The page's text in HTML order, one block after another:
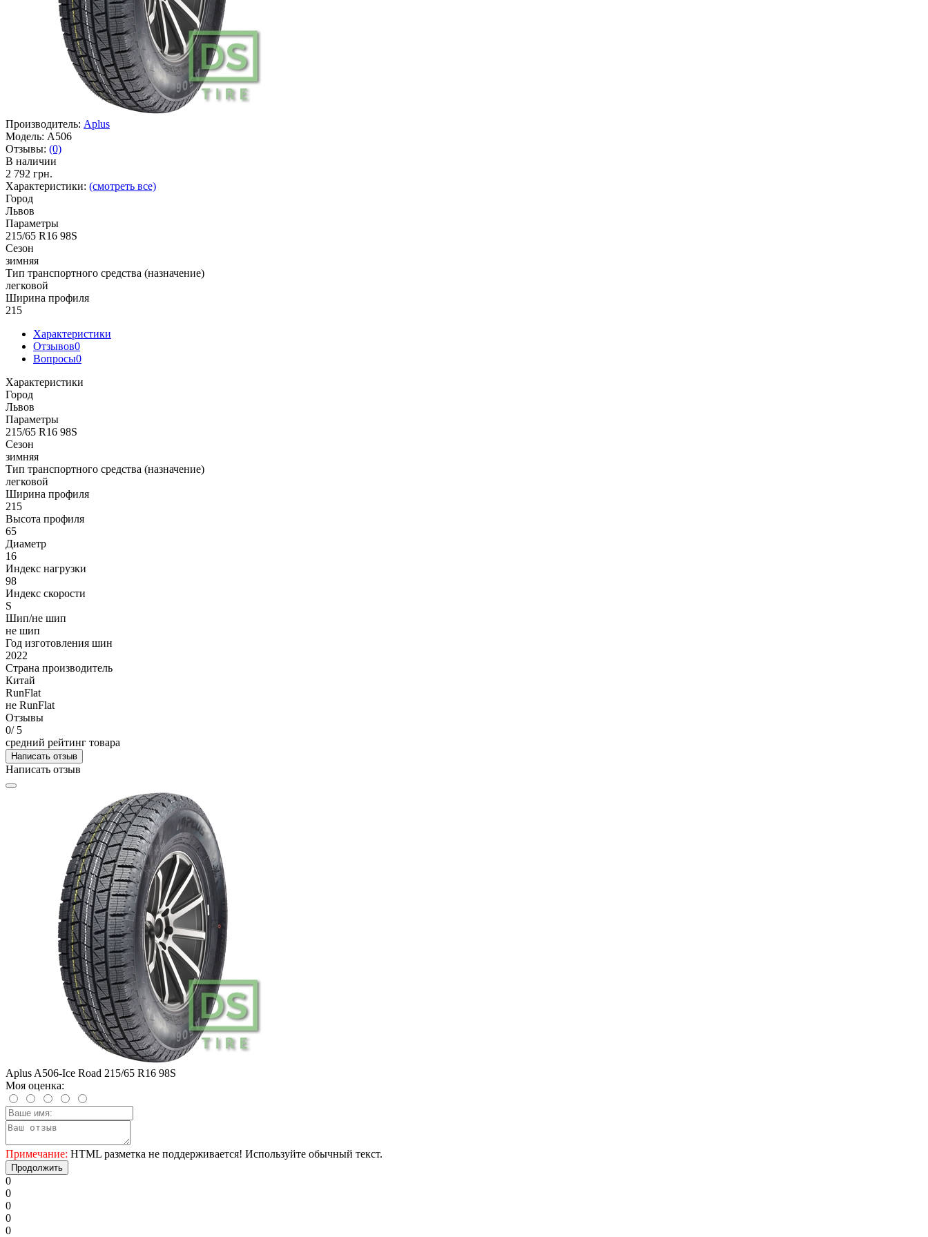
Производитель: Aplus
Модель: A506
Отзывы: (0)
В наличии
2 792 грн.
Характеристики: (смотреть все)
Город
Львов
Параметры
215/65 R16 98S
Сезон
зимняя
Тип транспортного средства (назначение)
легковой
Ширина профиля
215
Характеристики
Отзывов0
Вопросы0
Характеристики
Город
Львов
Параметры
215/65 R16 98S
Сезон
зимняя
Тип транспортного средства (назначение)
легковой
Ширина профиля
215
Высота профиля
65
Диаметр
16
Индекс нагрузки
98
Индекс скорости
S
Шип/не шип
не шип
Год изготовления шин
2022
Страна производитель
Китай
RunFlat
не RunFlat
Отзывы
0/ 5
средний рейтинг товара
Написать отзыв
Написать отзыв
Aplus A506-Ice Road 215/65 R16 98S
Моя оценка:
Примечание: HTML разметка не поддерживается! Используйте обычный текст.
Продолжить
0
0
0
0
0